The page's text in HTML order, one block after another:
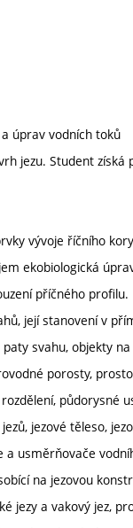
úprav vodních toků
jezu. Student
vývoje říčního
ekobiologická
příčného profilu.
její stanovení v
svahu, objekty
porosty,
půdorysné
jezové těleso,
usměrňovače
na jezovou
jezy a vakový jez,